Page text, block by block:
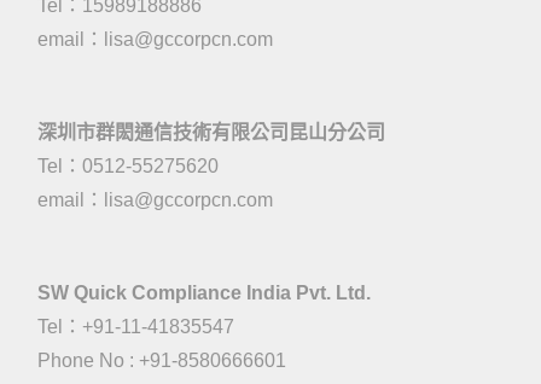
Tel：15989188886
email：
lisa@gccorpcn.com
深圳市群閎通信技術有限公司昆山分公司
Tel：0512-55275620
email：
lisa@gccorpcn.com
SW Quick Compliance India Pvt. Ltd.
Tel：+91-11-41835547
Phone No : +91-8580666601